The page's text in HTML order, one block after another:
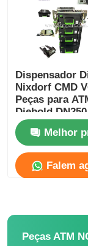
Dispensador
Nixdorf CMD
Peças para
Diebold
Peças para
Eletrônico de
Melhor
Falem
Peças ATM